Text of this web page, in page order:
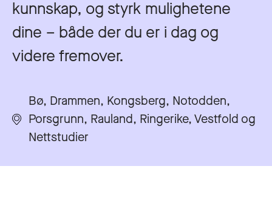
kunnskap, og styrk mulighetene
dine – både der du er i dag og
videre fremover.
Bø, Drammen, Kongsberg, Notodden,
Porsgrunn, Rauland, Ringerike, Vestfold og
Nettstudier